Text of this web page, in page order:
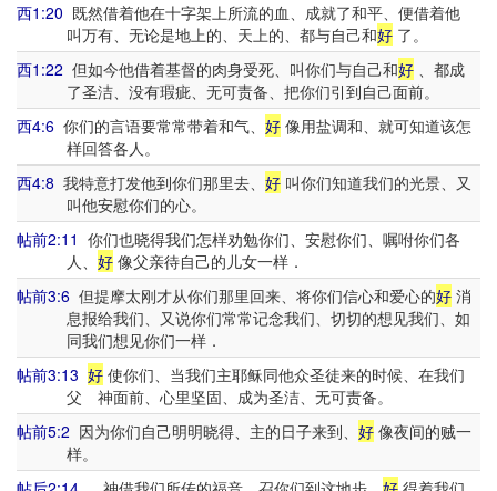
西1:20 既然借着他在十字架上所流的血、成就了和平、便借着他
叫万有、无论是地上的、天上的、都与自己和好了。
西1:22 但如今他借着基督的肉身受死、叫你们与自己和好 、都成
了圣洁、没有瑕疵、无可责备、把你们引到自己面前。
西4:6 你们的言语要常常带着和气、 好 像用盐调和、就可知道该怎
样回答各人。
西4:8 我特意打发他到你们那里去、 好 叫你们知道我们的光景、又
叫他安慰你们的心。
帖前2:11 你们也晓得我们怎样劝勉你们、安慰你们、嘱咐你们各
人、 好像父亲待自己的儿女一样．
帖前3:6 但提摩太刚才从你们那里回来、将你们信心和爱心的好 消
息报给我们、又说你们常常记念我们、切切的想见我们、如
同我们想见你们一样．
帖前3:13 好 使你们、当我们主耶稣同他众圣徒来的时候、在我们
父 神面前、心里坚固、成为圣洁、无可责备。
帖前5:2 因为你们自己明明晓得、主的日子来到、 好 像夜间的贼一
样。